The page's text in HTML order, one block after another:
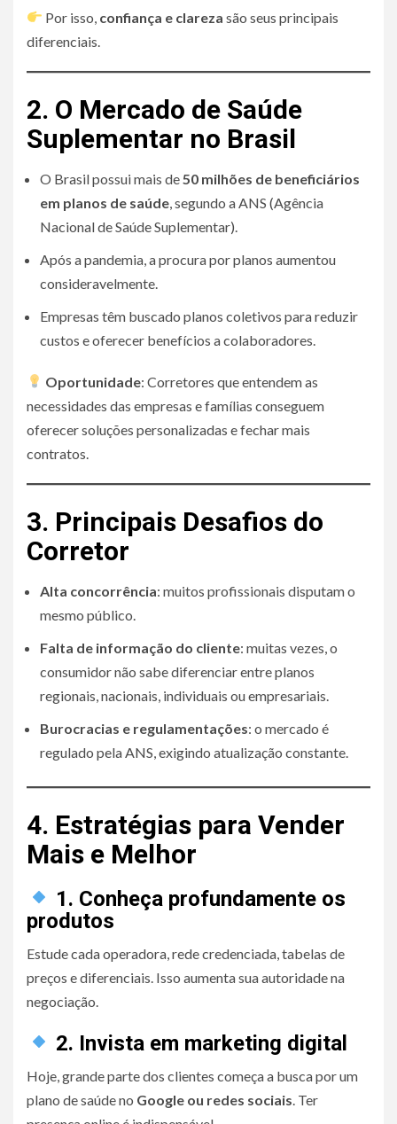
Por isso, confiança e clareza são seus principais
diferenciais.
2. O Mercado de Saúde
Suplementar no Brasil
O Brasil possui mais de 50 milhões de beneficiários
em planos de saúde , segundo a ANS (Agência
Nacional de Saúde Suplementar).
Após a pandemia, a procura por planos aumentou
consideravelmente.
Empresas têm buscado planos coletivos para reduzir
custos e oferecer benefícios a colaboradores.
Oportunidade: Corretores que entendem as
necessidades das empresas e famílias conseguem
oferecer soluções personalizadas e fechar mais
contratos.
3. Principais Desafios do
Corretor
Alta concorrência: muitos profissionais disputam o
mesmo público.
Falta de informação do cliente: muitas vezes, o
consumidor não sabe diferenciar entre planos
regionais, nacionais, individuais ou empresariais.
Burocracias e regulamentações: o mercado é
regulado pela ANS, exigindo atualização constante.
4. Estratégias para Vender
Mais e Melhor
1. Conheça profundamente os
produtos
Estude cada operadora, rede credenciada, tabelas de
preços e diferenciais. Isso aumenta sua autoridade na
negociação.
2. Invista em marketing digital
Hoje, grande parte dos clientes começa a busca por um
plano de saúde no Google ou redes sociais. Ter